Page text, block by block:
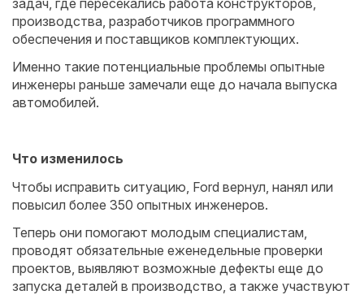
производства, разработчиков программного
обеспечения и поставщиков комплектующих.
Именно такие потенциальные проблемы опытные
инженеры раньше замечали еще до начала выпуска
автомобилей.
Что изменилось
Чтобы исправить ситуацию, Ford вернул, нанял или
повысил более 350 опытных инженеров.
Теперь они помогают молодым специалистам,
проводят обязательные еженедельные проверки
проектов, выявляют возможные дефекты еще до
запуска деталей в производство, а также участвуют